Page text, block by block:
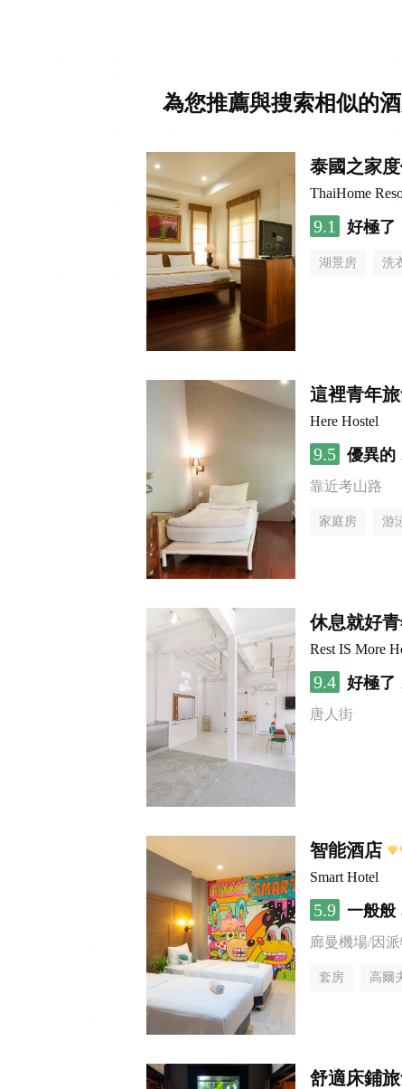
為您推薦與搜索相似的酒
泰國之家
ThaiHome
9.1 好極了
湖景房 洗
這裡青年
Here Hostel
9.5 優異的
靠近考山路
家庭房 游
休息就好
Rest IS More
9.4 好極了
唐人街
智能酒店
Smart Hotel
5.9 一般般
廊曼機場/因
套房 高爾
舒適床鋪